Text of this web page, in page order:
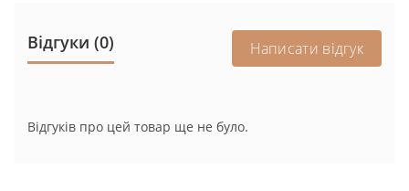
Відгуки (0) Написати відгук
Відгуків про цей товар ще не було.